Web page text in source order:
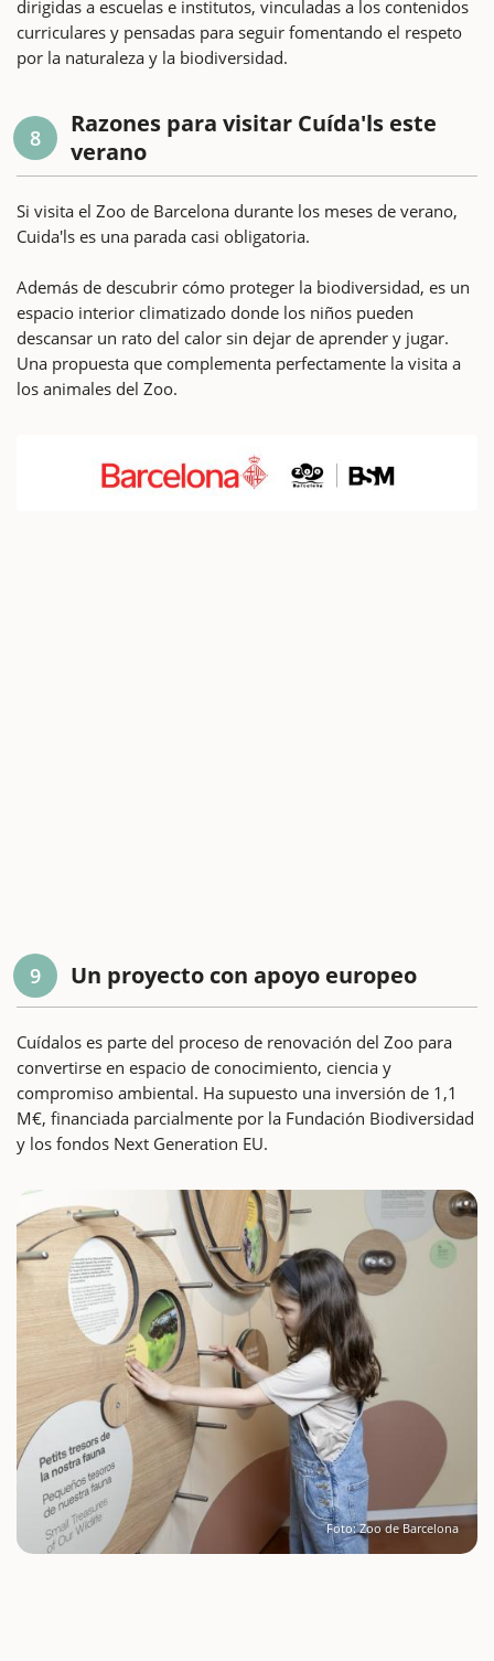
dirigidas a escuelas e institutos, vinculadas a los contenidos
curriculares y pensadas para seguir fomentando el respeto
por la naturaleza y la biodiversidad.
8
Razones para visitar Cuída'ls este
verano
Si visita el Zoo de Barcelona durante los meses de verano,
Cuida'ls es una parada casi obligatoria.
Además de descubrir cómo proteger la biodiversidad, es un
espacio interior climatizado donde los niños pueden
descansar un rato del calor sin dejar de aprender y jugar.
Una propuesta que complementa perfectamente la visita a
los animales del Zoo.
9 Un proyecto con apoyo europeo
Cuídalos es parte del proceso de renovación del Zoo para
convertirse en espacio de conocimiento, ciencia y
compromiso ambiental. Ha supuesto una inversión de 1,1
M€, financiada parcialmente por la Fundación Biodiversidad
y los fondos Next Generation EU.
Foto: Zoo de Barcelona